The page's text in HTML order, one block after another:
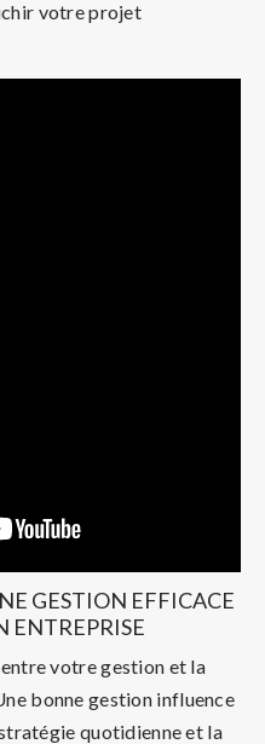
votre projet
GESTION EFFICACE
ENTREPRISE
votre gestion et la
bonne gestion influence
quotidienne et la